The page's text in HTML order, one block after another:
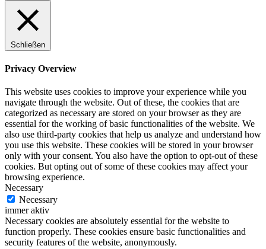
Schließen
Privacy Overview
This website uses cookies to improve your experience while you
navigate through the website. Out of these, the cookies that are
categorized as necessary are stored on your browser as they are
essential for the working of basic functionalities of the website. We
also use third-party cookies that help us analyze and understand how
you use this website. These cookies will be stored in your browser
only with your consent. You also have the option to opt-out of these
cookies. But opting out of some of these cookies may affect your
browsing experience.
Necessary
Necessary
immer aktiv
Necessary cookies are absolutely essential for the website to
function properly. These cookies ensure basic functionalities and
security features of the website, anonymously.